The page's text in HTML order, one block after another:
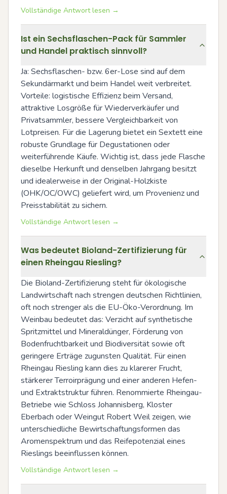
Vollständige Antwort lesen →
Ist ein Sechsflaschen-Pack für Sammler
und Handel praktisch sinnvoll?
Ja: Sechsflaschen- bzw. 6er-Lose sind auf dem
Sekundärmarkt und beim Handel weit verbreitet.
Vorteile: logistische Effizienz beim Versand,
attraktive Losgröße für Wiederverkäufer und
Privatsammler, bessere Vergleichbarkeit von
Lotpreisen. Für die Lagerung bietet ein Sextett eine
robuste Grundlage für Degustationen oder
weiterführende Käufe. Wichtig ist, dass jede Flasche
dieselbe Herkunft und denselben Jahrgang besitzt
und idealerweise in der Original-Holzkiste
(OHK/OC/OWC) geliefert wird, um Provenienz und
Preisstabilität zu sichern.
Vollständige Antwort lesen →
Was bedeutet Bioland-Zertifizierung für
einen Rheingau Riesling?
Die Bioland-Zertifizierung steht für ökologische
Landwirtschaft nach strengen deutschen Richtlinien,
oft noch strenger als die EU-Öko-Verordnung. Im
Weinbau bedeutet das: Verzicht auf synthetische
Spritzmittel und Mineraldünger, Förderung von
Bodenfruchtbarkeit und Biodiversität sowie oft
geringere Erträge zugunsten Qualität. Für einen
Rheingau Riesling kann dies zu klarerer Frucht,
stärkerer Terroirprägung und einer anderen Hefen-
und Extraktstruktur führen. Renommierte Rheingau-
Betriebe wie Schloss Johannisberg, Kloster
Eberbach oder Weingut Robert Weil zeigen, wie
unterschiedliche Bewirtschaftungsformen das
Aromenspektrum und das Reifepotenzial eines
Rieslings beeinflussen können.
Vollständige Antwort lesen →